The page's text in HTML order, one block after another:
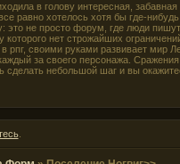
в голову интересная,
равно хотелось хотя бы где-
это не просто форум, где люди
нет строжайших
рпг, своими руками развивает мир
за своего персонажа.
сделать небольшой шаг и вы
.